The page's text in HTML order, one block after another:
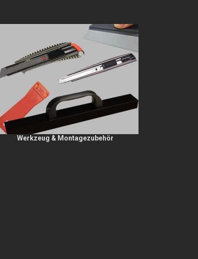
Werkzeug & Montagezubehör